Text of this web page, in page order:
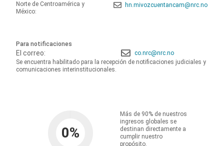
Norte de Centroamérica y
México:
hn.mivozcuentancam@nrc.no
Para notificaciones
El correo:
co.nrc@nrc.no
Se encuentra habilitado para la recepción de notificaciones judiciales y
comunicaciones interinstitucionales.
0%
Más de 90% de nuestros
ingresos globales se
destinan directamente a
cumplir nuestro
propósito.